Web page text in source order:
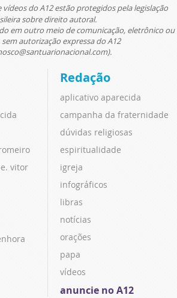
do A12 estão protegidos pela legislação
sobre direito autoral.
em outro meio de comunicação, eletrônico ou
autorização expressa do A12
vitor
Redação
aplicativo aparecida
campanha da fraternidade
dúvidas religiosas
espiritualidade
igreja
infográficos
libras
notícias
orações
papa
vídeos
anuncie no A12